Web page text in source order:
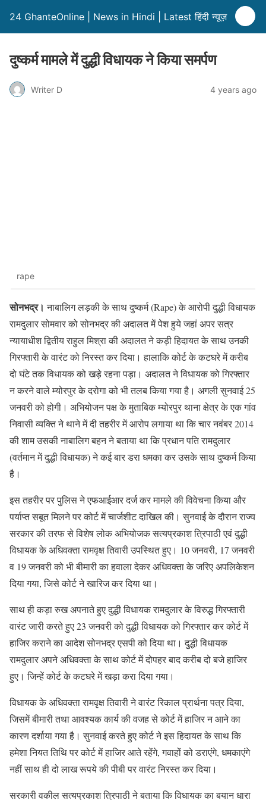
24 GhanteOnline | News in Hindi | Latest हिंदी न्यूज़
दुष्कर्म मामले में दुद्धी विधायक ने किया समर्पण
Writer D 4 years ago
rape
सोनभद्र। नाबालिग लड़की के साथ दुष्कर्म (Rape) के आरोपी दुद्धी विधायक
रामदुलार सोमवार को सोनभद्र की अदालत में पेश हुये जहां अपर सत्र
न्यायाधीश द्वितीय राहुल मिश्रा की अदालत ने कड़ी हिदायत के साथ उनकी
गिरफ्तारी के वारंट को निरस्त कर दिया। हालाकि कोर्ट के कटघरे में करीब
दो घंटे तक विधायक को खड़े रहना पड़ा। अदालत ने विधायक को गिरफ्तार
न करने वाले म्योरपुर के दरोगा को भी तलब किया गया है। अगली सुनवाई 25
जनवरी को होगी। अभियोजन पक्ष के मुताबिक म्योरपुर थाना क्षेत्र के एक गांव
निवासी व्यक्ति ने थाने में दी तहरीर में आरोप लगाया था कि चार नवंबर 2014
की शाम उसकी नाबालिग बहन ने बताया था कि प्रधान पति रामदुलार
(वर्तमान में दुद्धी विधायक) ने कई बार डरा धमका कर उसके साथ दुष्कर्म किया
है।
इस तहरीर पर पुलिस ने एफआईआर दर्ज कर मामले की विवेचना किया और
पर्याप्त सबूत मिलने पर कोर्ट में चार्जशीट दाखिल की। सुनवाई के दौरान राज्य
सरकार की तरफ से विशेष लोक अभियोजक सत्यप्रकाश त्रिपाठी एवं दुद्धी
विधायक के अधिवक्ता रामवृक्ष तिवारी उपस्थित हुए। 10 जनवरी, 17 जनवरी
व 19 जनवरी को भी बीमारी का हवाला देकर अधिवक्ता के जरिए अपलिकेशन
दिया गया, जिसे कोर्ट ने खारिज कर दिया था।
साथ ही कड़ा रुख अपनाते हुए दुद्धी विधायक रामदुलार के विरुद्ध गिरफ्तारी
वारंट जारी करते हुए 23 जनवरी को दुद्धी विधायक को गिरफ्तार कर कोर्ट में
हाजिर कराने का आदेश सोनभद्र एसपी को दिया था। दुद्धी विधायक
रामदुलार अपने अधिवक्ता के साथ कोर्ट में दोपहर बाद करीब दो बजे हाजिर
हुए। जिन्हें कोर्ट के कटघरे में खड़ा करा दिया गया।
विधायक के अधिवक्ता रामवृक्ष तिवारी ने वारंट रिकाल प्रार्थना पत्र दिया,
जिसमें बीमारी तथा आवश्यक कार्य की वजह से कोर्ट में हाजिर न आने का
कारण दर्शाया गया है। सुनवाई करते हुए कोर्ट ने इस हिदायत के साथ कि
हमेशा नियत तिथि पर कोर्ट में हाजिर आते रहेंगे, गवाहों को डराएंगे, धमकाएंगे
नहीं साथ ही दो लाख रूपये की पीबी पर वारंट निरस्त कर दिया।
सरकारी वकील सत्यप्रकाश त्रिपाठी ने बताया कि विधायक का बयान धारा